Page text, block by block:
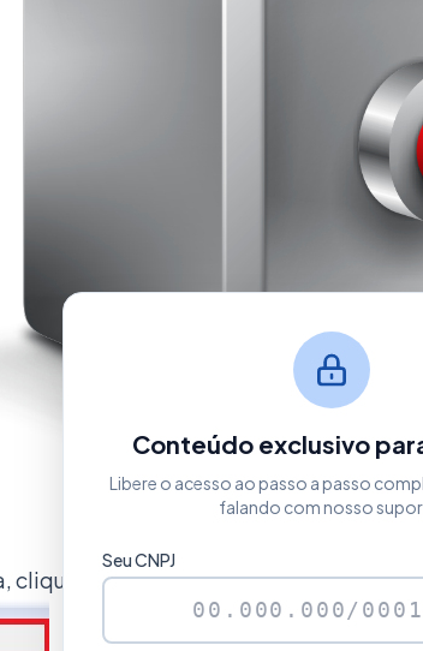
clique no botãoEditar- Novo.​
Conteúdo exclusivo
Libere o acesso ao passo a passo
falando com nosso
Seu CNPJ